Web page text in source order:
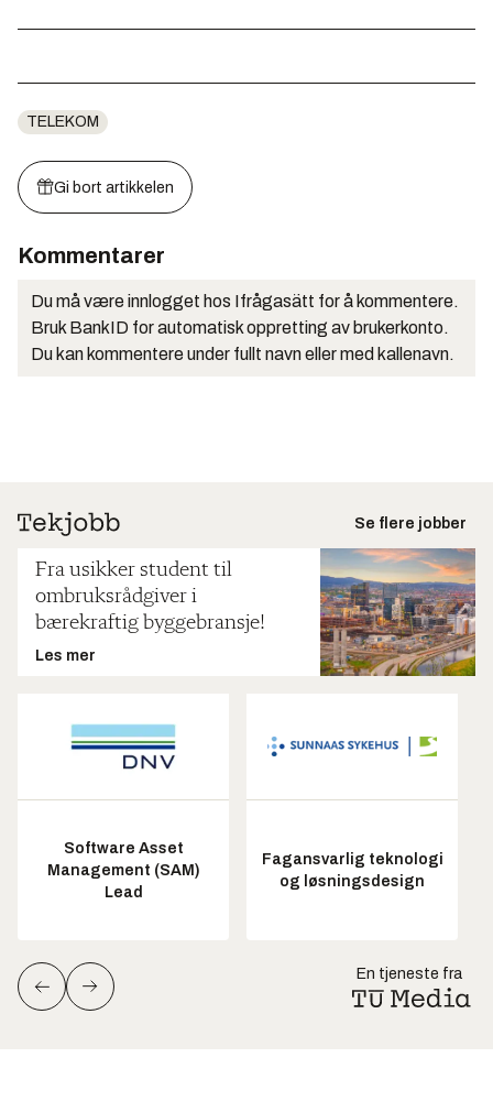
TELEKOM
Gi bort artikkelen
Kommentarer
Du må være innlogget hos Ifrågasätt for å kommentere.
Bruk BankID for automatisk oppretting av brukerkonto.
Du kan kommentere under fullt navn eller med kallenavn.
Se flere jobber
Fra usikker student til
ombruksrådgiver i
bærekraftig byggebransje!
Les mer
Software Asset
Management (SAM)
Lead
Fagansvarlig teknologi
og løsningsdesign
En tjeneste fra